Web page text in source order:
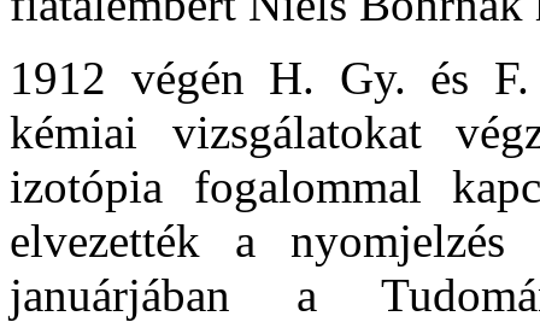
1912 végén H. Gy. és
kémiai vizsgálatokat
izotópia fogalommal
elvezették a nyomjelzés
januárjában a